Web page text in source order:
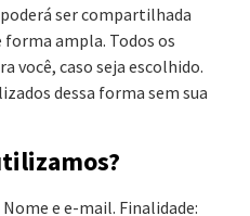
ser compartilhada
ampla. Todos os
você, caso seja escolhido.
dessa forma sem sua
e e-mail. Finalidade: